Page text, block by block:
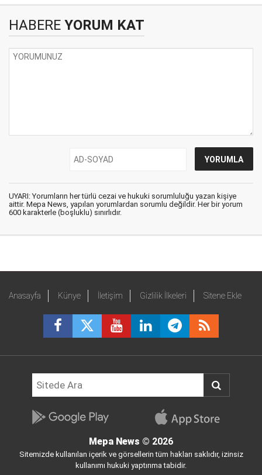
HABERE YORUM KAT
UYARI: Yorumların her türlü cezai ve hukuki sorumluluğu yazan kişiye
aittir. Mepa News, yapılan yorumlardan sorumlu değildir. Her bir yorum
600 karakterle (boşluklu) sınırlıdır.
Anasayfa Künye İletişim Gizlilik İlkeleri Sitene Ekle
Mepa News © 2026
Sitemizde kullanılan içerik ve görsellerin tüm hakları saklıdır, izinsiz
kullanımı hukuki yaptırıma tabidir.